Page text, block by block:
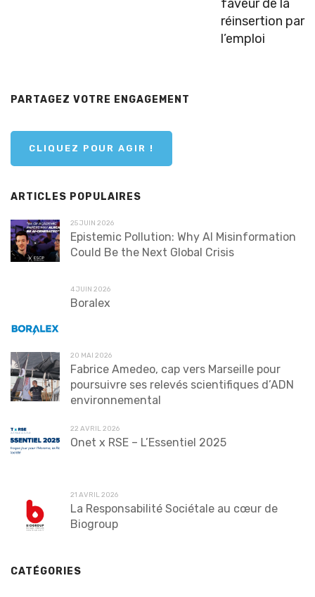
faveur de la
réinsertion par
l’emploi
PARTAGEZ VOTRE ENGAGEMENT
CLIQUEZ POUR AGIR !
ARTICLES POPULAIRES
25 JUIN 2026
Epistemic Pollution: Why AI Misinformation
Could Be the Next Global Crisis
4 JUIN 2026
Boralex
20 MAI 2026
Fabrice Amedeo, cap vers Marseille pour
poursuivre ses relevés scientifiques d’ADN
environnemental
22 AVRIL 2026
Onet x RSE – L’Essentiel 2025
21 AVRIL 2026
La Responsabilité Sociétale au cœur de
Biogroup
CATÉGORIES